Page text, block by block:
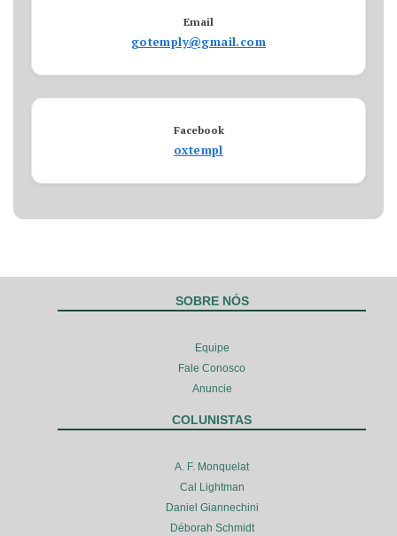
Email
gotemply@gmail.com
Facebook
oxtempl
SOBRE NÓS
Equipe
Fale Conosco
Anuncie
COLUNISTAS
A. F. Monquelat
Cal Lightman
Daniel Giannechini
Déborah Schmidt